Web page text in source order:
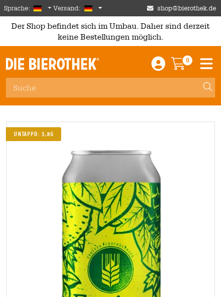
Skip to main content
Sprache: German
Versand: Deutschland shop@bierothek.de
Der Shop befindet sich im Umbau. Daher sind derzeit
keine Bestellungen möglich.
Einloggen /
0
UNTAPPD: 3,86